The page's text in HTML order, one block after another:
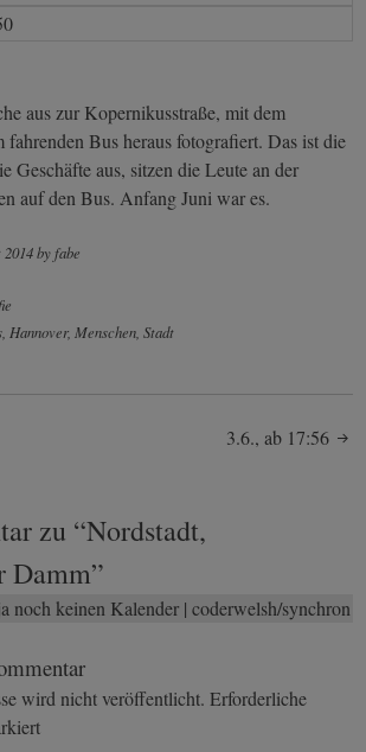
aus zur Kopernikusstraße, mit dem
fahrenden Bus heraus fotografiert. Das ist die
Geschäfte aus, sitzen die Leute an der
auf den Bus. Anfang Juni war es.
2014by fabe
Hannover, Menschen ,Stadt
3.6., ab 17:56
zu “Nordstadt,
Damm”
noch keinen Kalender | coderwelsh/synchron
wird nicht veröffentlicht. Erforderliche